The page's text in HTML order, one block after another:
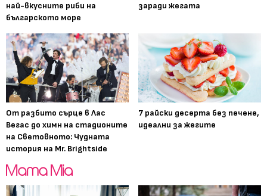
най-вкусните риби на
българското море
заради жегата
От разбито сърце в Лас
Вегас до химн на стадионите
на Световното: Чудната
история на Mr. Brightside
7 райски десерта без печене,
идеални за жегите